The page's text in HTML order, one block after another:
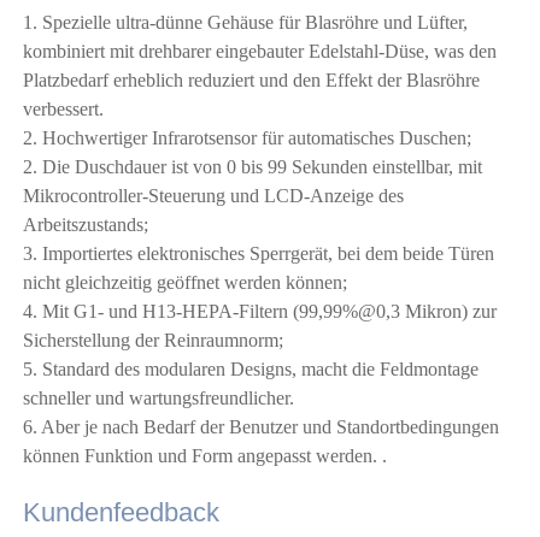
1. Spezielle ultra-dünne Gehäuse für Blasröhre und Lüfter,
kombiniert mit drehbarer eingebauter Edelstahl-Düse, was den
Platzbedarf erheblich reduziert und den Effekt der Blasröhre
verbessert.
2. Hochwertiger Infrarotsensor für automatisches Duschen;
2. Die Duschdauer ist von 0 bis 99 Sekunden einstellbar, mit
Mikrocontroller-Steuerung und LCD-Anzeige des
Arbeitszustands;
3. Importiertes elektronisches Sperrgerät, bei dem beide Türen
nicht gleichzeitig geöffnet werden können;
4. Mit G1- und H13-HEPA-Filtern (99,99%@0,3 Mikron) zur
Sicherstellung der Reinraumnorm;
5. Standard des modularen Designs, macht die Feldmontage
schneller und wartungsfreundlicher.
6. Aber je nach Bedarf der Benutzer und Standortbedingungen
können Funktion und Form angepasst werden. .
Kundenfeedback